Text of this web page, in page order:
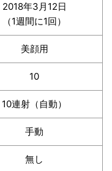
2018年3月12日
（1週間に1回）
美顔用
10
10連射（自動）
手動
無し